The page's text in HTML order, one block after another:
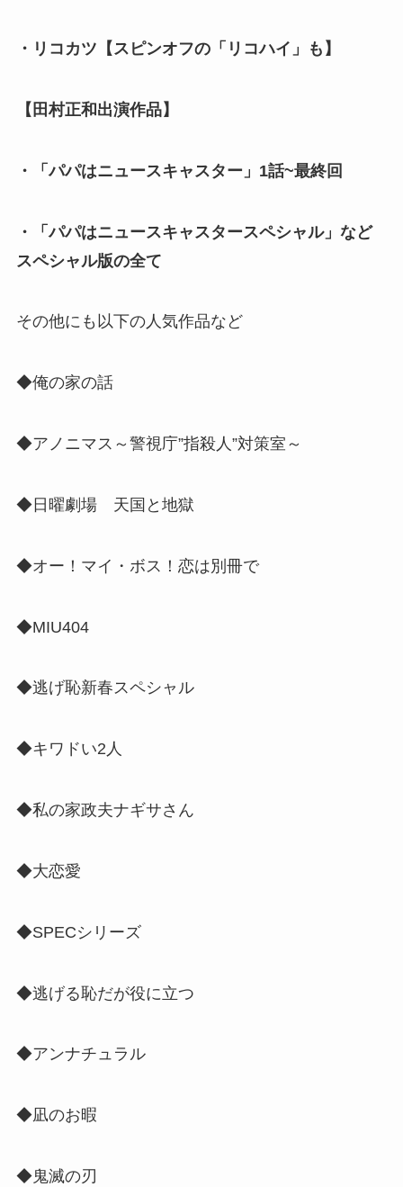
・リコカツ【スピンオフの「リコハイ」も】
【田村正和出演作品】
・「パパはニュースキャスター」1話~最終回
・「パパはニュースキャスタースペシャル」など
スペシャル版の全て
その他にも以下の人気作品など
◆俺の家の話
◆アノニマス～警視庁”指殺人”対策室～
◆日曜劇場 天国と地獄
◆オー！マイ・ボス！恋は別冊で
◆MIU404
◆逃げ恥新春スペシャル
◆キワドい2人
◆私の家政夫ナギサさん
◆大恋愛
◆SPECシリーズ
◆逃げる恥だが役に立つ
◆アンナチュラル
◆凪のお暇
◆鬼滅の刃